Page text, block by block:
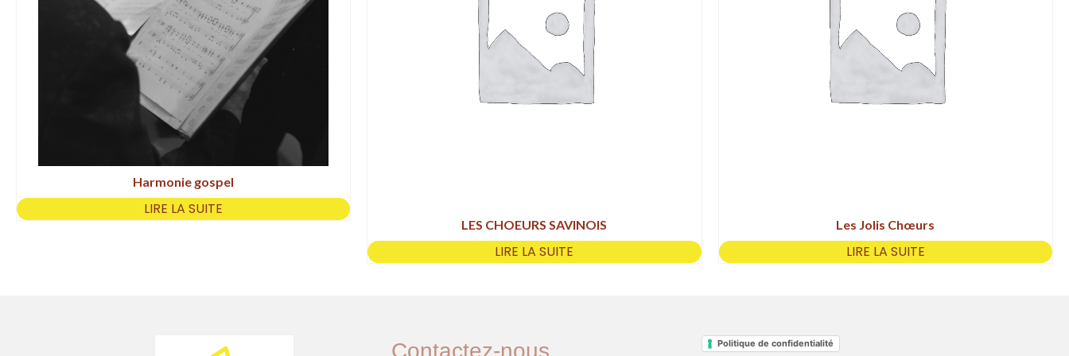
Harmonie gospel
LIRE LA SUITE
LES CHOEURS SAVINOIS
LIRE LA SUITE
Les Jolis Chœurs
LIRE LA SUITE
Contactez-nous Politique de confidentialité